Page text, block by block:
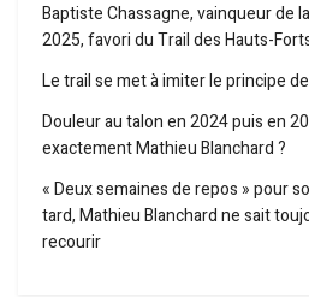
Baptiste Chassagne, vainqueur de
2025, favori du Trail des Hauts-
Le trail se met à imiter le principe
Douleur au talon en 2024 puis en
exactement Mathieu Blanchard ?
« Deux semaines de repos » pour
tard, Mathieu Blanchard ne sait
recourir